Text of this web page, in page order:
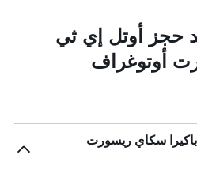
حجز أوتل إي ثي
أوتوغراف
سكاي ريسورت